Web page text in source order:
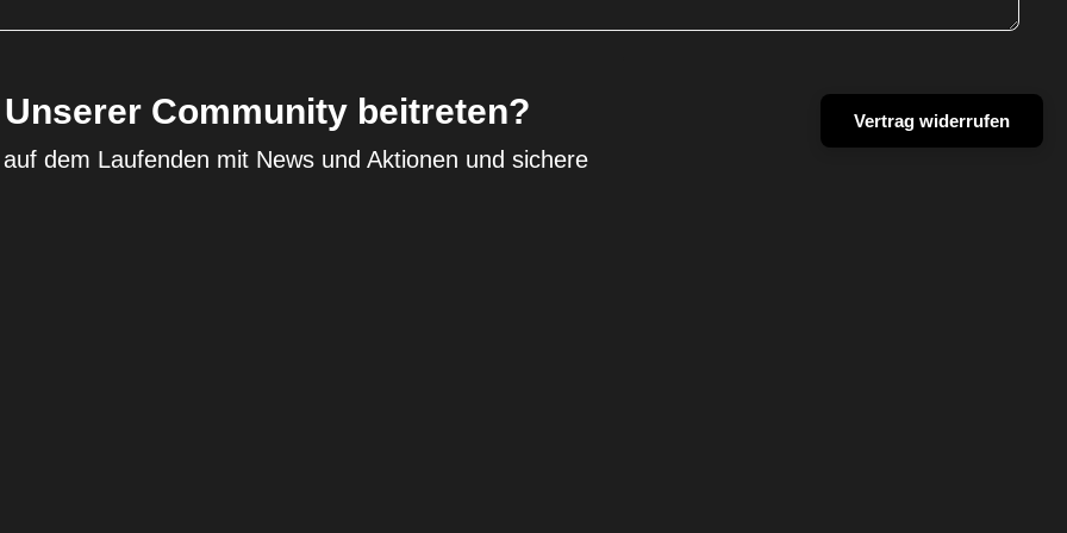
Unserer Community beitreten?
auf dem Laufenden mit News und Aktionen und sichere
Vertrag widerrufen